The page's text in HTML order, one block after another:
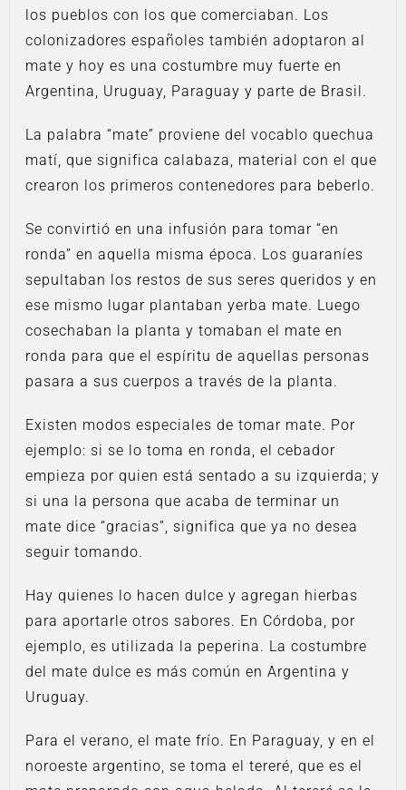
los pueblos con los que comerciaban. Los
colonizadores españoles también adoptaron al
mate y hoy es una costumbre muy fuerte en
Argentina, Uruguay, Paraguay y parte de Brasil.
La palabra “mate” proviene del vocablo quechua
matí, que significa calabaza, material con el que
crearon los primeros contenedores para beberlo.
Se convirtió en una infusión para tomar “en
ronda” en aquella misma época. Los guaraníes
sepultaban los restos de sus seres queridos y en
ese mismo lugar plantaban yerba mate. Luego
cosechaban la planta y tomaban el mate en
ronda para que el espíritu de aquellas personas
pasara a sus cuerpos a través de la planta.
Existen modos especiales de tomar mate. Por
ejemplo: si se lo toma en ronda, el cebador
empieza por quien está sentado a su izquierda; y
si una la persona que acaba de terminar un
mate dice “gracias”, significa que ya no desea
seguir tomando.
Hay quienes lo hacen dulce y agregan hierbas
para aportarle otros sabores. En Córdoba, por
ejemplo, es utilizada la peperina. La costumbre
del mate dulce es más común en Argentina y
Uruguay.
Para el verano, el mate frío. En Paraguay, y en el
noroeste argentino, se toma el tereré, que es el